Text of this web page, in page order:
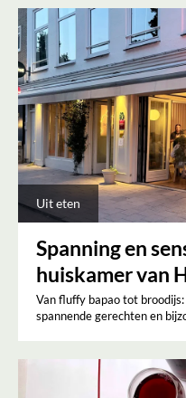
Uit eten
Spanning en
huiskamer van
Van fluffy bapao tot
spannende gerechten en